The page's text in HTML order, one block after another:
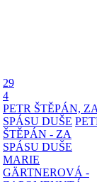
29
4
PETR ŠTĚPÁN,
SPÁSU DUŠE
ŠTĚPÁN - ZA
SPÁSU DUŠE
MARIE
GÄRTNEROVÁ -